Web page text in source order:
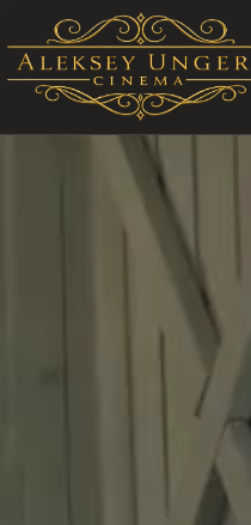
STARTSEITE ALEKSEY